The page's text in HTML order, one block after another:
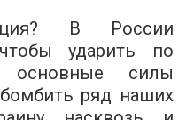
В России
ударить по
основные силы
ряд наших